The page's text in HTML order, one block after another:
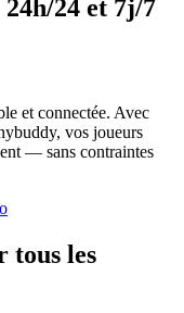
24 et 7j/7
et connectée. Avec
vos joueurs
— sans contraintes
tous les